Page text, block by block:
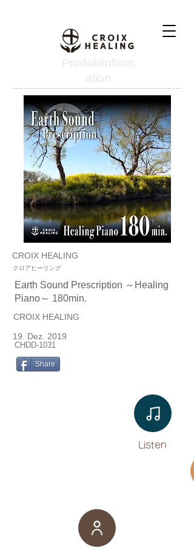
Produktinform
ation
CROIX HEALING
クロアヒーリング
Earth Sound Prescription ～Healing
Piano～ 180min.
CROIX HEALING
19. Dez. 2019
CHDD-1031
Share
Listen​